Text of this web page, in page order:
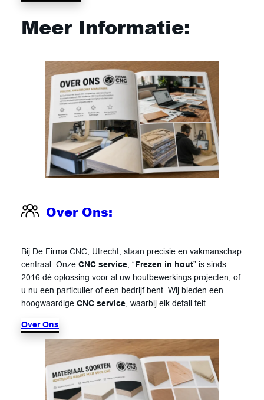
Meer Informatie:
Over Ons:
Bij De Firma CNC, Utrecht, staan precisie en vakmanschap
centraal. Onze CNC service, “Frezen in hout” is sinds
2016 dé oplossing voor al uw houtbewerkings projecten, of
u nu een particulier of een bedrijf bent. Wij bieden een
hoogwaardige CNC service, waarbij elk detail telt.
Over Ons